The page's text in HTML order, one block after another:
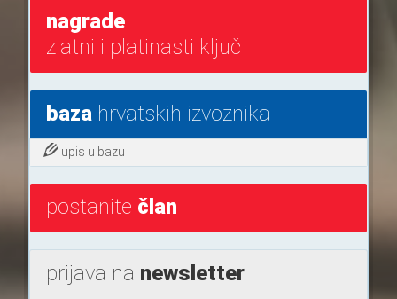
nagrade
zlatni i platinasti ključ
bazahrvatskih izvoznika
upis u bazu
postanite član
prijava na newsletter